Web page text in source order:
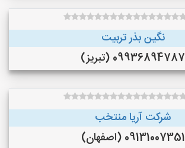
نگین بذر تربیت
09936894787 (تبریز)
شرکت آریا منتخب
09131007351 (اصفهان)